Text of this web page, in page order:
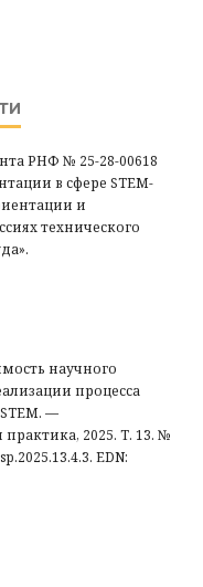
РНФ № 25-28-00618
в сфере STEM-
и
технического
научного
процесса
—
2025. Т. 13. №
EDN: